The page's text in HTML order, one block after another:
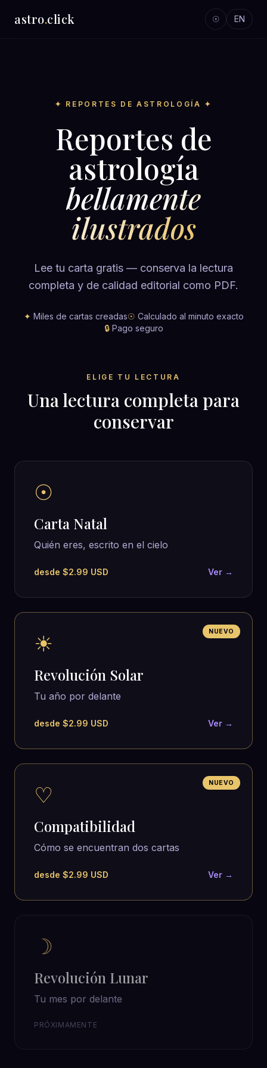
astro.click ☉ EN
✦ REPORTES DE ASTROLOGÍA ✦
Reportes de
astrología
bellamente
ilustrados
Lee tu carta gratis — conserva la lectura
completa y de calidad editorial como PDF.
✦ Miles de cartas creadas☉ Calculado al minuto exacto
🔒Pago seguro
ELIGE TU LECTURA
Una lectura completa para
conservar
☉
Carta Natal
Quién eres, escrito en el cielo
desde $2.99 USD Ver →
NUEVO
☀
Revolución Solar
Tu año por delante
desde $2.99 USD Ver →
NUEVO
♡
Compatibilidad
Cómo se encuentran dos cartas
desde $2.99 USD Ver →
☽
Revolución Lunar
Tu mes por delante
PRÓXIMAMENTE